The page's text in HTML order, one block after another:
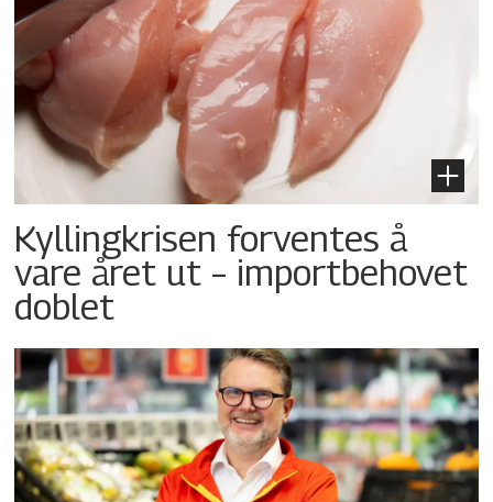
Kyllingkrisen forventes å
vare året ut – importbehovet
doblet